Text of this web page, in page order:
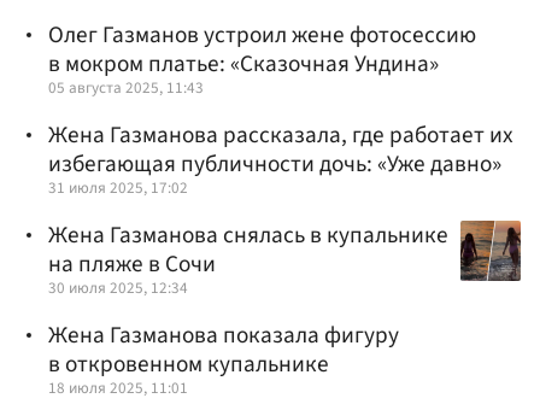
Олег Газманов устроил жене фотосессию
в мокром платье: «Сказочная Ундина»
05 августа 2025, 11:43
Жена Газманова рассказала, где работает их
избегающая публичности дочь: «Уже давно»
31 июля 2025, 17:02
Жена Газманова снялась в купальнике
на пляже в Сочи
30 июля 2025, 12:34
Жена Газманова показала фигуру
в откровенном купальнике
18 июля 2025, 11:01